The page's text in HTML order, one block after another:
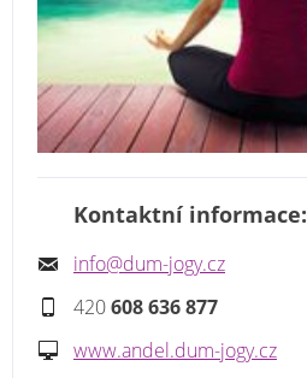
Kontaktní informace:
info@dum-jogy.cz
420608 636 877
www.andel.dum-jogy.cz